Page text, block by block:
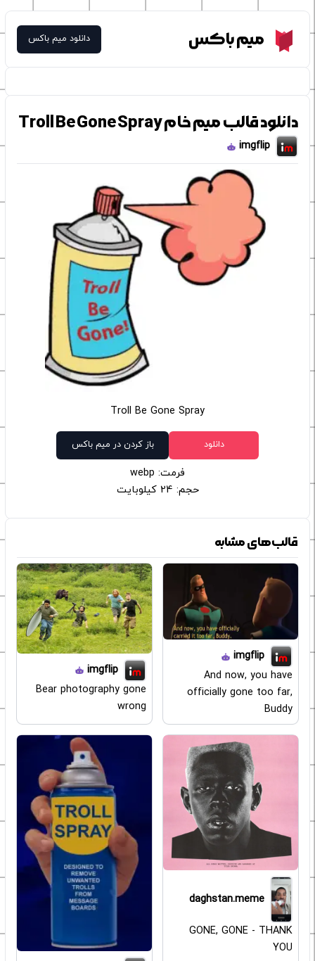
Meme Boxمیم باکس دانلود میم باکس
دانلود قالب میم خام Troll Be Gone Spray
imgflip
Troll Be Gone Spray
دانلود باز کردن در میم باکس
فرمت: webp
حجم: 24 کیلوبایت
قالب‌های مشابه
imgflip
And now, you have
officially gone too far,
Buddy
imgflip
Bear photography gone
wrong
daghstan.meme
GONE, GONE - THANK
YOU